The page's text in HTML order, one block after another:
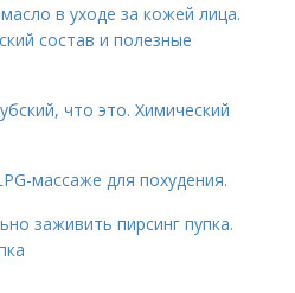
в уходе за кожей лица.
состав и полезные
что это. Химический
массаже для похудения.
заживить пирсинг пупка.